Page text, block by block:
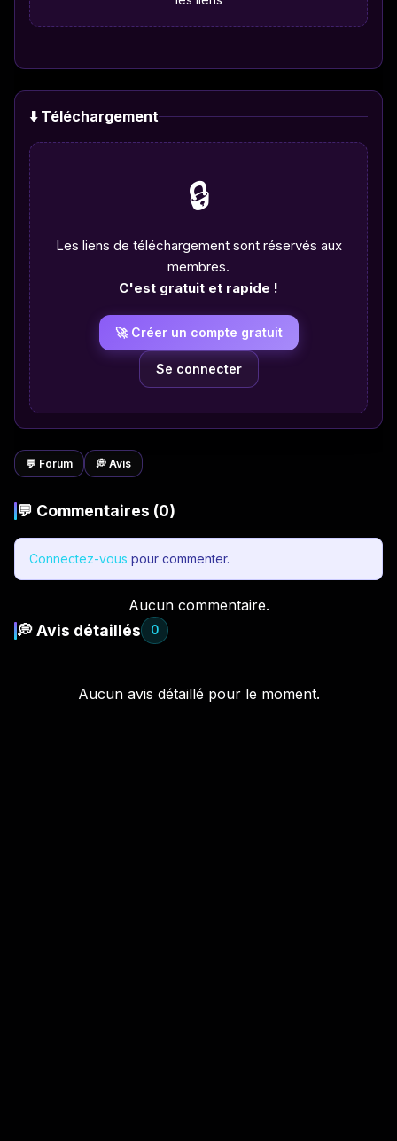
⬇️ Téléchargement
🔒
Les liens de téléchargement sont réservés aux
membres.
C'est gratuit et rapide !
🚀 Créer un compte gratuit
Se connecter
💬 Forum 💭 Avis
💬 Commentaires (0)
Connectez-vous pour commenter.
Aucun commentaire.
💭 Avis détaillés 0
Aucun avis détaillé pour le moment.